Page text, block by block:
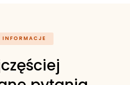
INFORMACJE